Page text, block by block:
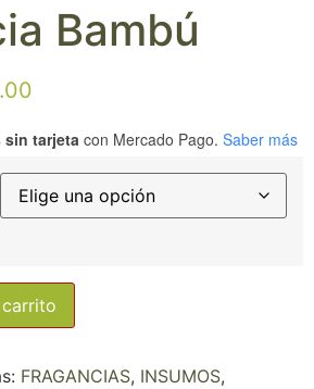
Bambú
sin tarjeta con Mercado Pago. Saber más
FRAGANCIAS, INSUMOS,